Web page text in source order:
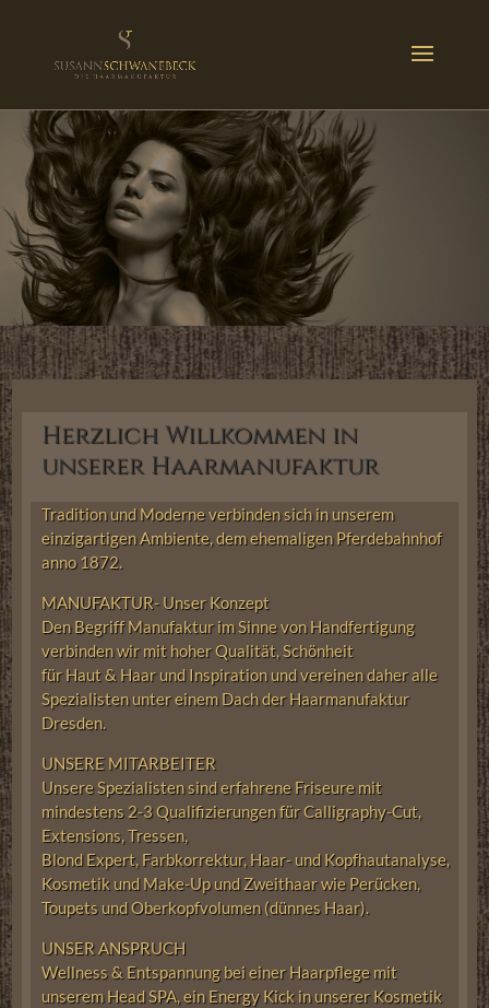
Herzlich Willkommen in
unserer Haarmanufaktur
Tradition und Moderne verbinden sich in unserem
einzigartigen Ambiente, dem ehemaligen Pferdebahnhof
anno 1872.
MANUFAKTUR- Unser Konzept
Den Begriff Manufaktur im Sinne von Handfertigung
verbinden wir mit hoher Qualität, Schönheit
für Haut & Haar und Inspiration und vereinen daher alle
Spezialisten unter einem Dach der Haarmanufaktur
Dresden.
UNSERE MITARBEITER
Unsere Spezialisten sind erfahrene Friseure mit
mindestens 2-3 Qualifizierungen für Calligraphy-Cut,
Extensions, Tressen,
Blond Expert, Farbkorrektur, Haar- und Kopfhautanalyse,
Kosmetik und Make-Up und Zweithaar wie Perücken,
Toupets und Oberkopfvolumen (dünnes Haar).
UNSER ANSPRUCH
Wellness & Entspannung bei einer Haarpflege mit
unserem Head SPA, ein Energy Kick in unserer Kosmetik